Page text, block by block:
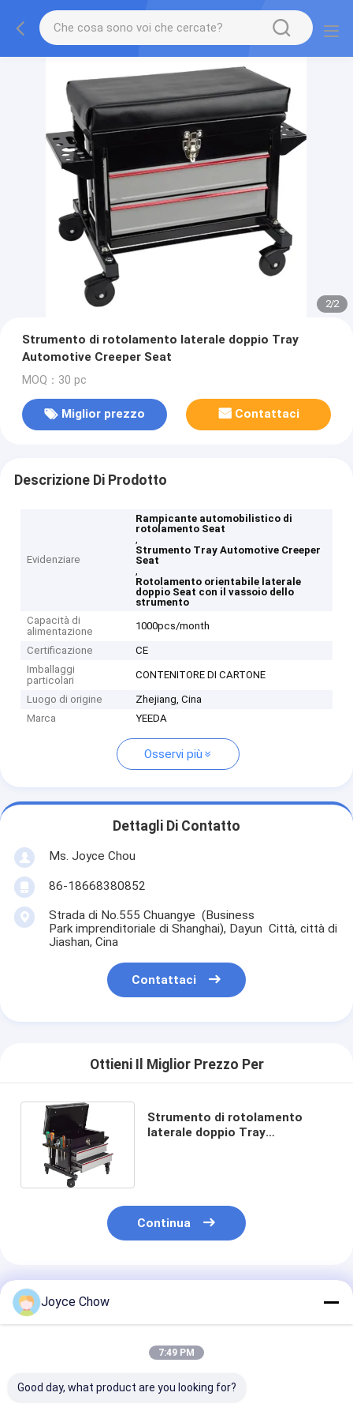
2/2
Strumento di rotolamento laterale doppio Tray
Automotive Creeper Seat
MOQ：30 pc
Miglior prezzo Contattaci
Descrizione Di Prodotto
Evidenziare
Rampicante automobilistico di
rotolamento Seat
,
Strumento Tray Automotive Creeper
Seat
,
Rotolamento orientabile laterale
doppio Seat con il vassoio dello
strumento
Capacità di
alimentazione
1000pcs/month
Certificazione
CE
Imballaggi
particolari
CONTENITORE DI CARTONE
Luogo di origine
Zhejiang, Cina
Marca
YEEDA
Osservi più
Dettagli Di Contatto
Ms. Joyce Chou
86-18668380852
Strada di No.555 Chuangye (Business
Park imprenditoriale di Shanghai), Dayun Città, città di
Jiashan, Cina
Contattaci
Ottieni Il Miglior Prezzo Per
Strumento di rotolamento
laterale doppio Tray
Continua
Prodotti Raccomandati
Joyce Chow
7:49 PM
Good day, what product are you looking for?